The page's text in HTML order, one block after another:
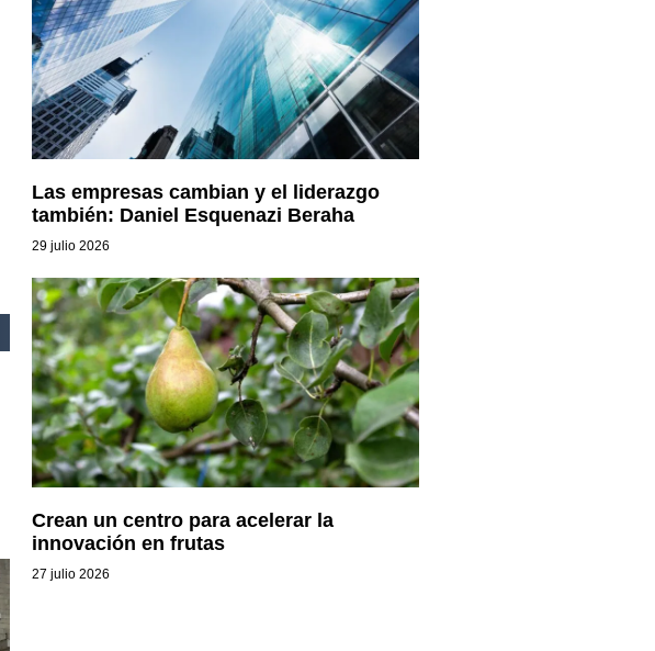
Las empresas cambian y el liderazgo
también: Daniel Esquenazi Beraha
29 julio 2026
Crean un centro para acelerar la
innovación en frutas
27 julio 2026